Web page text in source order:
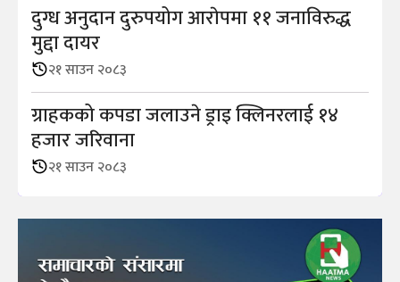
दुग्ध अनुदान दुरुपयोग आराेपमा ११ जनाविरुद्ध
मुद्दा दायर
२१ साउन २०८३
ग्राहकको कपडा जलाउने ड्राइ क्लिनरलाई १४
हजार जरिवाना
२१ साउन २०८३